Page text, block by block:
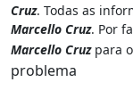
Cruz. Todas as
Marcello Cruz. Por
Marcello Cruzpara
problema